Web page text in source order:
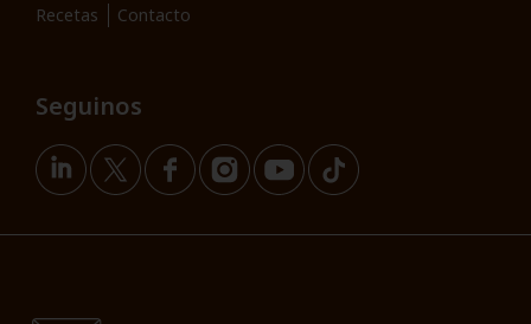
Recetas
Contacto
Seguinos